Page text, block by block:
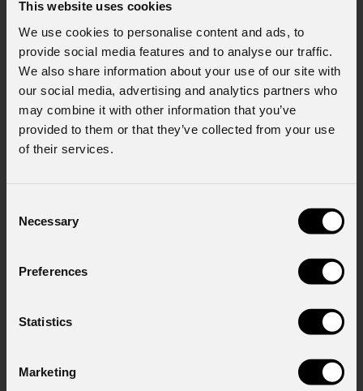
This website uses cookies
We use cookies to personalise content and ads, to
provide social media features and to analyse our traffic.
We also share information about your use of our site with
our social media, advertising and analytics partners who
may combine it with other information that you’ve
provided to them or that they’ve collected from your use
of their services.
Selection
Necessary
Preferences
Statistics
Marketing
Stato*
Cell.
Messaggio
ricevere informazioni commerciali e iniziative di
Consenso al trattamento dei dati
Ho letto l'informativa ai sensi dell'art. 13 del
GDPR; acconsento al trattamento ai sensi